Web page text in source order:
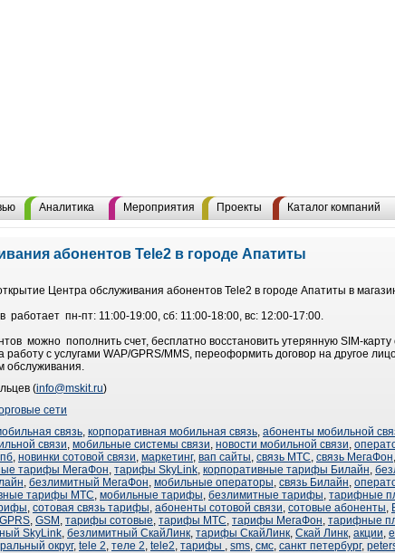
Аналитика Мероприятия Проекты Каталог компаний
абонентов Tele2 в городе Апатиты
Центра обслуживания абонентов Tele2 в городе Апатиты в
работает пн-пт: 11:00-19:00, сб: 11:00-18:00, вс: 12:00-17:00.
можно пополнить счет, бесплатно восстановить утерянную SIM-
с услугами WAP/GPRS/MMS, переоформить договор на другое
обслуживания.
(info@mskit.ru)
сети
связь, корпоративная мобильная связь, абоненты мобильной
связи, мобильные системы связи, новости мобильной связи,
, новинки сотовой связи, маркетинг, вап сайты, связь МТС, связь МегаФон,
тарифы МегаФон, тарифы SkyLink, корпоративные тарифы Билайн,
, безлимитный МегаФон, мобильные операторы, связь Билайн,
тарифы МТС, мобильные тарифы, безлимитные тарифы, тарифные
, сотовая связь тарифы, абоненты сотовой связи, сотовые абоненты,
GPRS, GSM , тарифы сотовые, тарифы МТС, тарифы МегаФон, тарифные
SkyLink, безлимитный СкайЛинк, тарифы СкайЛинк, Скай Линк, акции,
округ, tele 2, теле 2, tele2, тарифы , sms, смс, санкт петербург,